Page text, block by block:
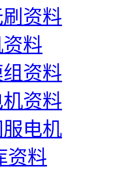
资料
料
资料
资料
电机
资料